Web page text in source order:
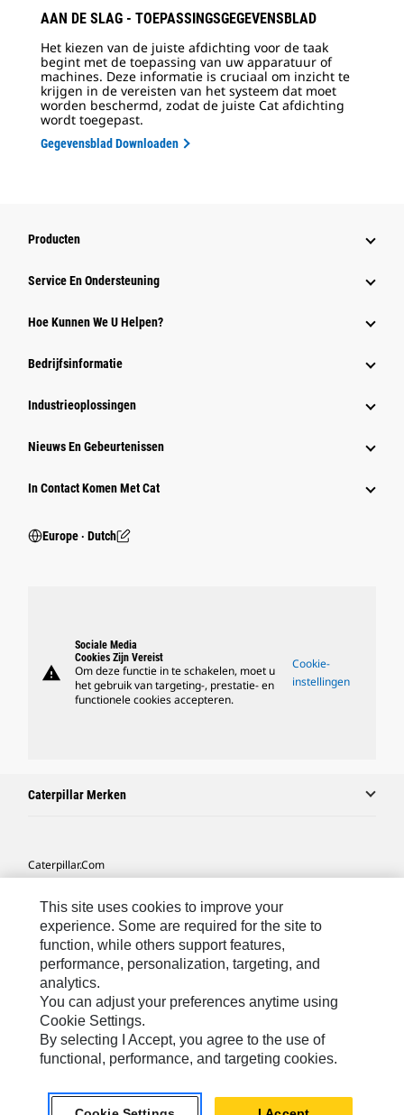
AAN DE SLAG - TOEPASSINGSGEGEVENSBLAD
Het kiezen van de juiste afdichting voor de taak
begint met de toepassing van uw apparatuur of
machines. Deze informatie is cruciaal om inzicht te
krijgen in de vereisten van het systeem dat moet
worden beschermd, zodat de juiste Cat afdichting
wordt toegepast.
Gegevensblad Downloaden
Producten
Service En Ondersteuning
Hoe Kunnen We U Helpen?
Bedrijfsinformatie
Industrieoplossingen
Nieuws En Gebeurtenissen
In Contact Komen Met Cat
Europe ‧ Dutch
warning
Sociale Media
Cookies Zijn Vereist
Om deze functie in te schakelen, moet u
het gebruik van targeting-, prestatie- en
functionele cookies accepteren.
Cookie-
instellingen
Caterpillar Merken
Caterpillar.com
Mijn Marketingvoorkeuren
Site Map
Cookie Settings
Legal
Privacy
Europe-Dutch© 2026 Caterpillar. Alle rechten voorbehouden.
This site uses cookies to improve your
experience. Some are required for the site to
function, while others support features,
performance, personalization, targeting, and
analytics.
You can adjust your preferences anytime using
Cookie Settings.
By selecting I Accept, you agree to the use of
functional, performance, and targeting cookies.